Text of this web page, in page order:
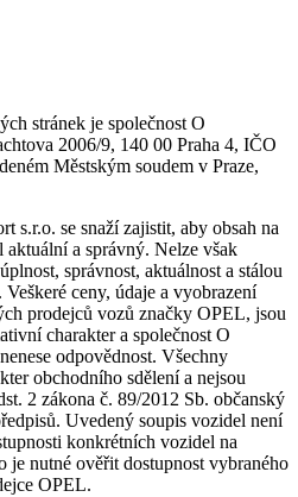
stránek je společnost O
2006/9, 140 00 Praha 4, IČO
Městským soudem v Praze,
s.r.o. se snaží zajistit, aby obsah na
a správný. Nelze však
správnost, aktuálnost a stálou
ceny, údaje a vyobrazení
prodejců vozů značky OPEL, jsou
charakter a společnost O
odpovědnost. Všechny
obchodního sdělení a nejsou
2 zákona č. 89/2012 Sb. občanský
Uvedený soupis vozidel není
konkrétních vozidel na
je nutné ověřit dostupnost vybraného
OPEL.